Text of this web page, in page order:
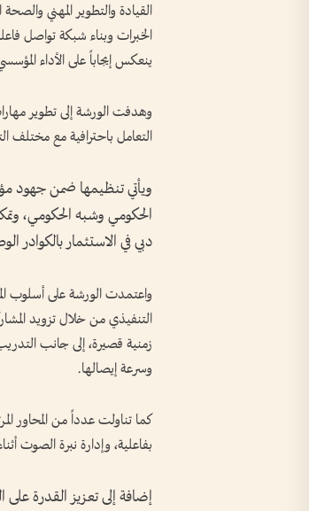
القيادة والتطوير المهني
الخبرات وبناء شبكة تواصل
ينعكس إيجاباً على الأداء
وهدفت الورشة إلى تطوير
التعامل باحترافية مع مختلف
ويأتي تنظيمها ضمن جهود
الحكومي وشبه الحكومي،
دبي في الاستثمار بالكوادر
واعتمدت الورشة على أسلوب
التنفيذي من خلال تزويد
زمنية قصيرة، إلى جانب
وسرعة إيصالها.
كما تناولت عدداً من المحاور
بفاعلية، وإدارة نبرة الصوت
إضافة إلى تعزيز القدرة